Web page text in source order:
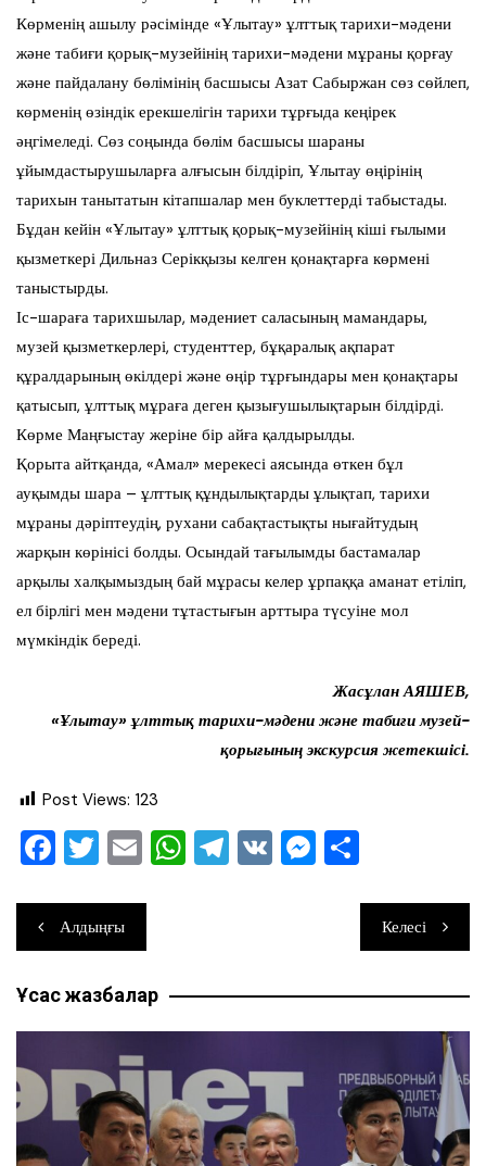
Көрменің ашылу рәсімінде «Ұлытау» ұлттық тарихи-мәдени
және табиғи қорық-музейінің тарихи-мәдени мұраны қорғау
және пайдалану бөлімінің басшысы Азат Сабыржан сөз сөйлеп,
көрменің өзіндік ерекшелігін тарихи тұрғыда кеңірек
әңгімеледі. Сөз соңында бөлім басшысы шараны
ұйымдастырушыларға алғысын білдіріп, Ұлытау өңірінің
тарихын танытатын кітапшалар мен буклеттерді табыстады.
Бұдан кейін «Ұлытау» ұлттық қорық-музейінің кіші ғылыми
қызметкері Дильназ Серікқызы келген қонақтарға көрмені
таныстырды.
Іс-шараға тарихшылар, мәдениет саласының мамандары,
музей қызметкерлері, студенттер, бұқаралық ақпарат
құралдарының өкілдері және өңір тұрғындары мен қонақтары
қатысып, ұлттық мұраға деген қызығушылықтарын білдірді.
Көрме Маңғыстау жеріне бір айға қалдырылды.
Қорыта айтқанда, «Амал» мерекесі аясында өткен бұл
ауқымды шара – ұлттық құндылықтарды ұлықтап, тарихи
мұраны дәріптеудің, рухани сабақтастықты нығайтудың
жарқын көрінісі болды. Осындай тағылымды бастамалар
арқылы халқымыздың бай мұрасы келер ұрпаққа аманат етіліп,
ел бірлігі мен мәдени тұтастығын арттыра түсуіне мол
мүмкіндік береді.
Жасұлан АЯШЕВ,
«Ұлытау» ұлттық тарихи-мәдени және табиғи музей-
қорығының экскурсия жетекшісі.
Post Views: 123
F
c
e
b
o
T
tt
er
E
ai
l
W
A
p
T
a
m
V M
n
g
ра
ви
ть
Навигация
по
записям
Алдыңғы Келесі
Ұқсас жазбалар